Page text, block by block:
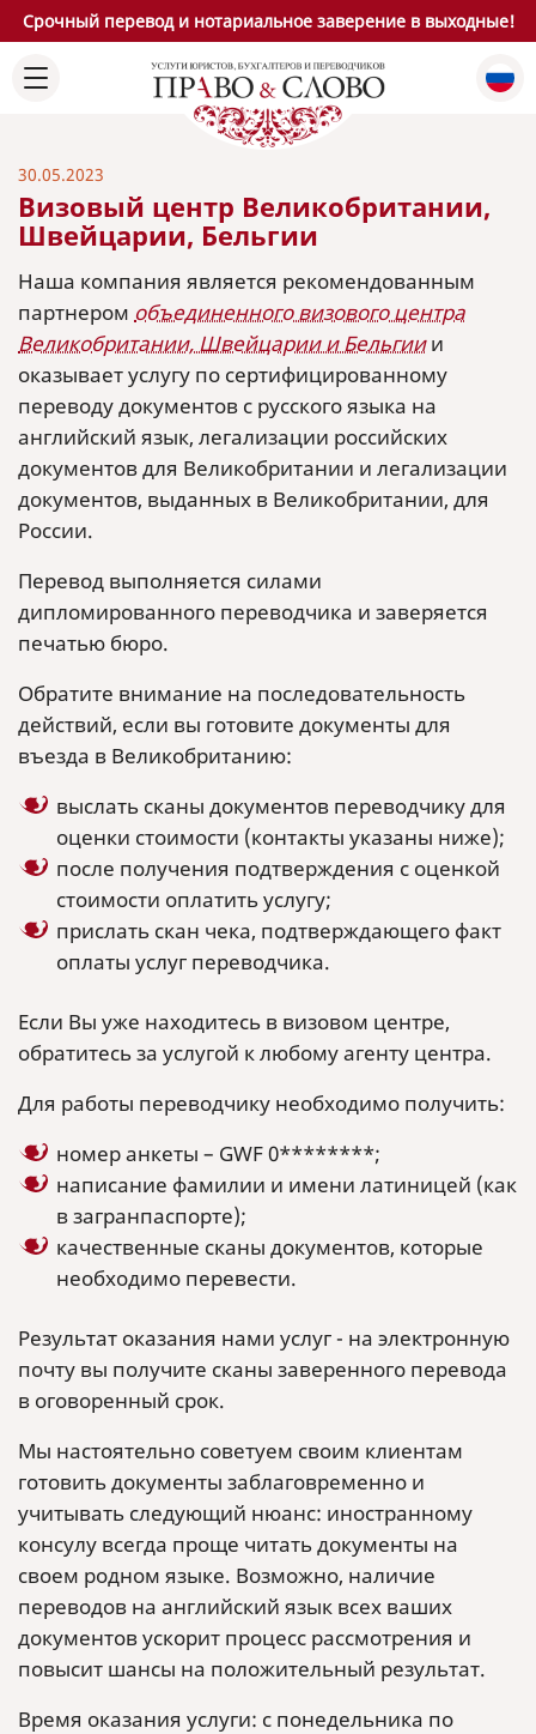
Срочный перевод и нотариальное заверение в выходные!
30.05.2023
Визовый центр Великобритании,
Швейцарии, Бельгии
Наша компания является рекомендованным
партнером объединенного визового центра
Великобритании, Швейцарии и Бельгиии
оказывает услугу по сертифицированному
переводу документов с русского языка на
английский язык, легализации российских
документов для Великобритании и легализации
документов, выданных в Великобритании, для
России.
Перевод выполняется силами
дипломированного переводчика и заверяется
печатью бюро.
Обратите внимание на последовательность
действий, если вы готовите документы для
въезда в Великобританию:
выслать сканы документов переводчику для
оценки стоимости (контакты указаны ниже);
после получения подтверждения с оценкой
стоимости оплатить услугу;
прислать скан чека, подтверждающего факт
оплаты услуг переводчика.
Если Вы уже находитесь в визовом центре,
обратитесь за услугой к любому агенту центра.
Для работы переводчику необходимо получить:
номер анкеты – GWF 0********;
написание фамилии и имени латиницей (как
в загранпаспорте);
качественные сканы документов, которые
необходимо перевести.
Результат оказания нами услуг - на электронную
почту вы получите сканы заверенного перевода
в оговоренный срок.
Мы настоятельно советуем своим клиентам
готовить документы заблаговременно и
учитывать следующий нюанс: иностранному
консулу всегда проще читать документы на
своем родном языке. Возможно, наличие
переводов на английский язык всех ваших
документов ускорит процесс рассмотрения и
повысит шансы на положительный результат.
Время оказания услуги: с понедельника по